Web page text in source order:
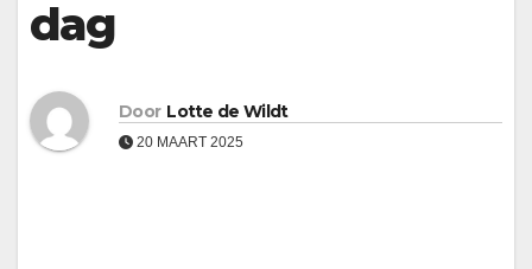
dag
Door Lotte de Wildt
20 MAART 2025